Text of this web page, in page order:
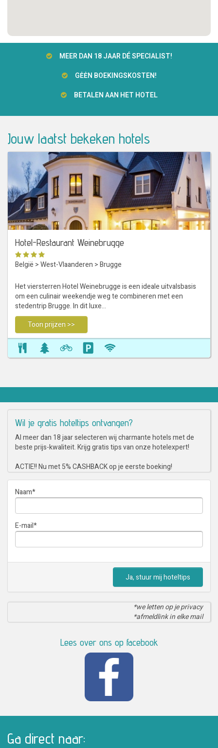
MEER DAN 18 JAAR DÉ SPECIALIST!
GĖĖN BOEKINGSKOSTEN!
BETALEN AAN HET HOTEL
Jouw laatst bekeken hotels
Hotel-Restaurant Weinebrugge
België >West-Vlaanderen >Brugge
Het viersterren Hotel Weinebrugge is een ideale uitvalsbasis
om een culinair weekendje weg te combineren met een
stedentrip Brugge. In dit luxe…
Toon prijzen >>
Wil je gratis hoteltips ontvangen?
Al meer dan 18 jaar selecteren wij charmante hotels met de
beste prijs-kwaliteit. Krijg gratis tips van onze hotelexpert!
ACTIE!! Nu met 5% CASHBACK op je eerste boeking!
Naam*
E-mail*
Ja, stuur mij hoteltips
*we letten op je privacy
*afmeldlink in elke mail
Lees over ons op facebook
Ga direct naar: